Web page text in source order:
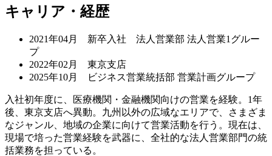
キャリア・経歴
2021年04月 新卒入社 法人営業部 法人営業1グルー
プ
2022年02月 東京支店
2025年10月 ビジネス営業統括部 営業計画グループ
入社初年度に、医療機関・金融機関向けの営業を経験。1年
後、東京支店へ異動。九州以外の広域なエリアで、さまざま
なジャンル、地域の企業に向けて営業活動を行う。現在は、
現場で培った営業経験を武器に、全社的な法人営業部門の統
括業務を担っている。